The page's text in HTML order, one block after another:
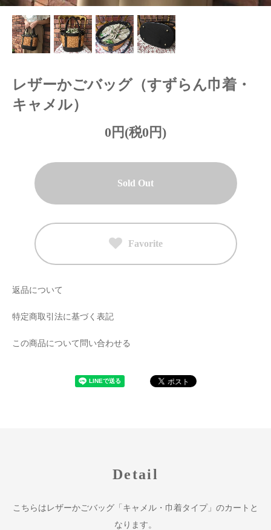
レザーかごバッグ（すずらん巾着・
キャメル）
0円(税0円)
Sold Out
Favorite
返品について
特定商取引法に基づく表記
この商品について問い合わせる
Detail
こちらはレザーかごバッグ「キャメル・巾着タイプ」のカートと
なります。